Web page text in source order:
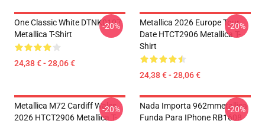
One Classic White DTNK0107
Metallica T-Shirt
24,38 € - 28,06 €
-20%
Metallica 2026 Europe Tour
Date HTCT2906 Metallica T-
Shirt
24,38 € - 28,06 €
-20%
Metallica M72 Cardiff Wales
2026 HTCT2906 Metallica T-
-20%
Nada Importa 962mmetallica
Funda Para IPhone RB1608
-20%